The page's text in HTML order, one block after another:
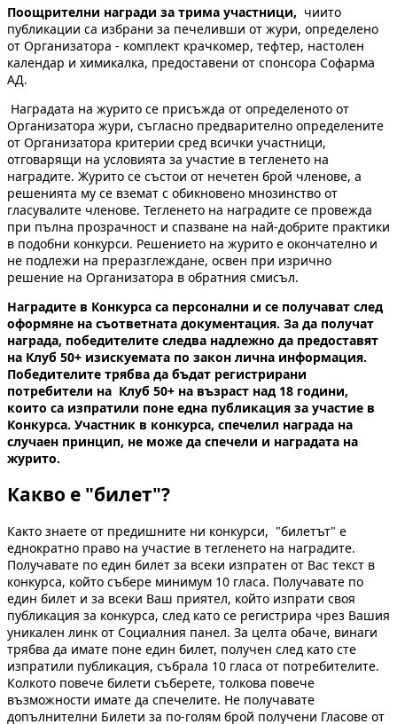
Поощрителни награди за трима участници, чиито
публикации са избрани за печеливши от жури, определено
от Организатора - комплект крачкомер, тефтер, настолен
календар и химикалка, предоставени от спонсора Софарма
АД.
Наградата на журито се присъжда от определеното от
Организатора жури, съгласно предварително определените
от Организатора критерии сред всички участници,
отговарящи на условията за участие в тегленето на
наградите. Журито се състои от нечетен брой членове, а
решенията му се вземат с обикновено мнозинство от
гласувалите членове. Тегленето на наградите се провежда
при пълна прозрачност и спазване на най-добрите практики
в подобни конкурси. Решението на журито е окончателно и
не подлежи на преразглеждане, освен при изрично
решение на Организатора в обратния смисъл.
Наградите в Конкурса са персонални и се получават след
оформяне на съответната документация. За да получат
награда, победителите следва надлежно да предоставят
на Клуб 50+ изискуемата по закон лична информация.
Победителите трябва да бъдат регистрирани
потребители на Клуб 50+ на възраст над 18 години,
които са изпратили поне една публикация за участие в
Конкурса. Участник в конкурса, спечелил награда на
случаен принцип, не може да спечели и наградата на
журито.
Какво е "билет"?
Както знаете от предишните ни конкурси, "билетът" е
еднократно право на участие в тегленето на наградите.
Получавате по един билет за всеки изпратен от Вас текст в
конкурса, който събере минимум 10 гласа. Получавате по
един билет и за всеки Ваш приятел, който изпрати своя
публикация за конкурса, след като се регистрира чрез Вашия
уникален линк от Социалния панел. За целта обаче, винаги
трябва да имате поне един билет, получен след като сте
изпратили публикация, събрала 10 гласа от потребителите.
Колкото повече билети съберете, толкова повече
възможности имате да спечелите. Не получавате
допълнителни Билети за по-голям брой получени Гласове от